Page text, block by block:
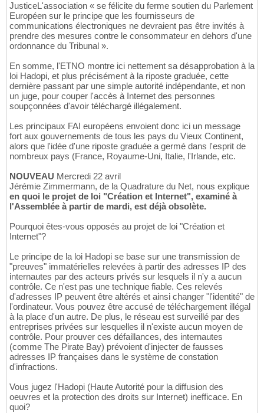
JusticeL'association « se félicite du ferme soutien du Parlement
Européen sur le principe que les fournisseurs de
communications électroniques ne devraient pas être invités à
prendre des mesures contre le consommateur en dehors d'une
ordonnance du Tribunal ».
En somme, l'ETNO montre ici nettement sa désapprobation à la
loi Hadopi, et plus précisément à la riposte graduée, cette
dernière passant par une simple autorité indépendante, et non
un juge, pour couper l'accès à Internet des personnes
soupçonnées d'avoir téléchargé illégalement.
Les principaux FAI européens envoient donc ici un message
fort aux gouvernements de tous les pays du Vieux Continent,
alors que l'idée d'une riposte graduée a germé dans l'esprit de
nombreux pays (France, Royaume-Uni, Italie, l'Irlande, etc.
NOUVEAU Mercredi 22 avril
Jérémie Zimmermann, de la Quadrature du Net, nous explique
en quoi le projet de loi "Création et Internet", examiné à
l'Assemblée à partir de mardi, est déjà obsolète.
Pourquoi êtes-vous opposés au projet de loi "Création et
Internet"?
Le principe de la loi Hadopi se base sur une transmission de
"preuves" immatérielles relevées à partir des adresses IP des
internautes par des acteurs privés sur lesquels il n'y a aucun
contrôle. Ce n'est pas une technique fiable. Ces relevés
d'adresses IP peuvent être altérés et ainsi changer "l'identité" de
l'ordinateur. Vous pouvez être accusé de téléchargement illégal
à la place d'un autre. De plus, le réseau est surveillé par des
entreprises privées sur lesquelles il n'existe aucun moyen de
contrôle. Pour prouver ces défaillances, des internautes
(comme The Pirate Bay) prévoient d'injecter de fausses
adresses IP françaises dans le système de constation
d'infractions.
Vous jugez l'Hadopi (Haute Autorité pour la diffusion des
oeuvres et la protection des droits sur Internet) inefficace. En
quoi?